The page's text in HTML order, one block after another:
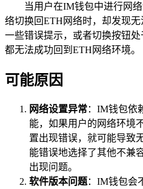
当用户在IM钱包中进行网
络切换回ETH网络时，却发现
一些错误提示，或者切换按钮
都无法成功回到ETH网络环境。
可能原因
网络设置异常：IM钱包依
能，如果用户的网络环境
置出现错误，就可能导致
能错误地选择了其他不兼
出现问题。
软件版本问题：IM钱包会